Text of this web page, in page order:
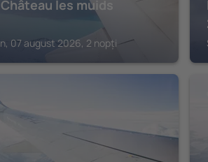
les muids
07 august 2026, 2 nopți